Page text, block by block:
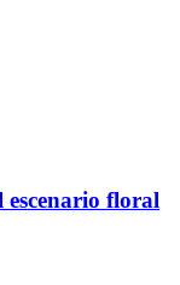
escenario floral